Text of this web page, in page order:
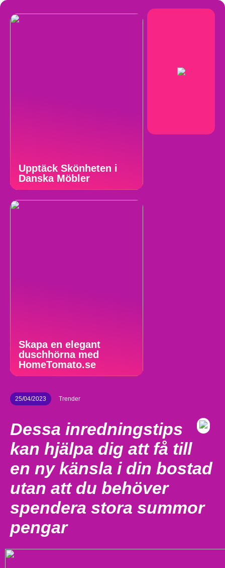
Upptäck Skönheten i
Danska Möbler
Skapa en elegant
duschhörna med
HomeTomato.se
25/04/2023 Trender
Dessa inredningstips
kan hjälpa dig att få till
en ny känsla i din bostad
utan att du behöver
spendera stora summor
pengar